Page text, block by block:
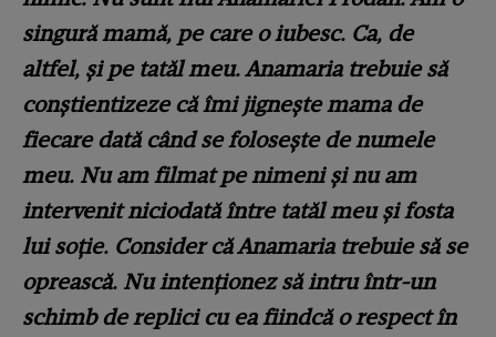
singură mamă, pe care o iubesc. Ca, de
altfel, și pe tatăl meu. Anamaria trebuie să
conștientizeze că îmi jignește mama de
fiecare dată când se folosește de numele
meu. Nu am filmat pe nimeni și nu am
intervenit niciodată între tatăl meu și fosta
lui soție. Consider că Anamaria trebuie să se
oprească. Nu intenționez să intru într-un
schimb de replici cu ea fiindcă o respect în